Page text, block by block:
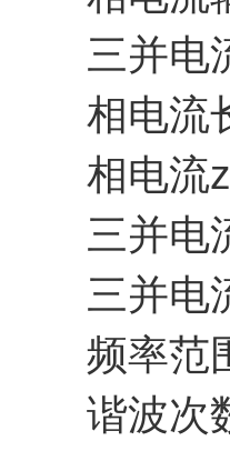
三并电
相电流
相电流
三并电
三并电
频率范
谐波次